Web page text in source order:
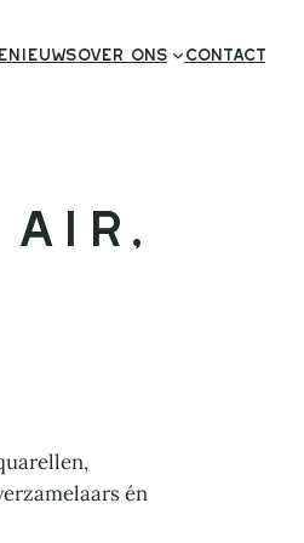
NieuwsOver ons Contact
én